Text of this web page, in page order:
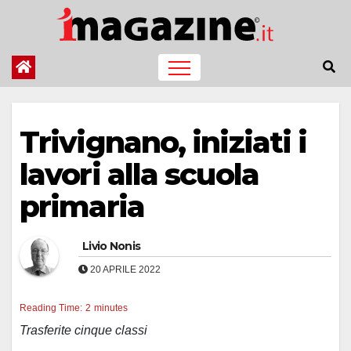
contenuto
Trivignano, iniziati i
lavori alla scuola
primaria
Livio Nonis
20 APRILE 2022
Reading Time: 2 minutes
Trasferite cinque classi